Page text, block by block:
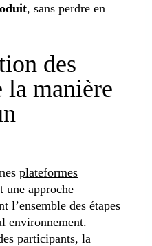
, sans perdre en
des
la manière
plateformes
une approche
l’ensemble des étapes
environnement.
participants, la